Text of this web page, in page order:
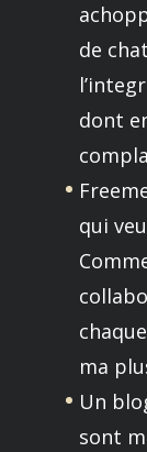
de
dont
qui
ma
Un
sont